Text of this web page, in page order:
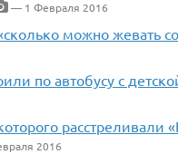
— 1 Февраля 2016
можно жевать
по автобусу с
расстреливали
2016